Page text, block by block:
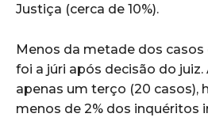
Justiça (cerca de 10%).
Menos da metade dos casos
foi a júri após decisão do
apenas um terço (20 casos),
menos de 2% dos inquéritos